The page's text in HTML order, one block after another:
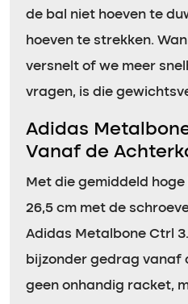
de bal niet hoeven te
hoeven te strekken.
versnelt of we meer
vragen, is die
Adidas
Vanaf de
Met die gemiddeld
26,5 cm met de
Adidas Metalbone Ctrl
bijzonder gedrag vanaf
geen onhandig racket,